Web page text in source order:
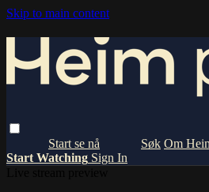
Skip to main content
Om
Start Watching Sign In